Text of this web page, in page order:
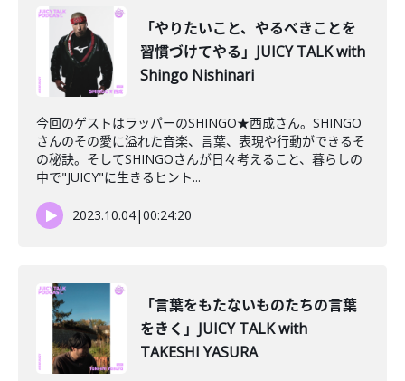
「やりたいこと、やるべきことを
習慣づけてやる」JUICY TALK with
Shingo Nishinari
今回のゲストはラッパーのSHINGO★西成さん。SHINGO
さんのその愛に溢れた音楽、言葉、表現や行動ができるそ
の秘訣。そしてSHINGOさんが日々考えること、暮らしの
中で"JUICY"に生きるヒント...
2023.10.04|00:24:20
「言葉をもたないものたちの言葉
をきく」JUICY TALK with
TAKESHI YASURA